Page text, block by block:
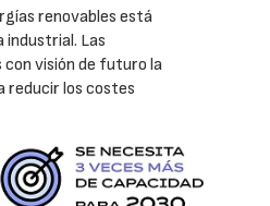
renovables está
industrial. Las
visión de futuro la
reducir los costes